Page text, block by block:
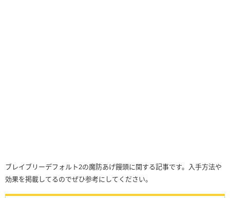
ブレイブリーデフォルト2の魔防あげ饅頭に関する記事です。入手方法や
効果を掲載してるのでぜひ参考にしてください。